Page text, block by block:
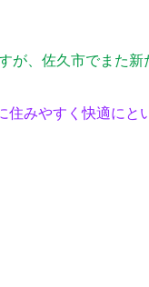
が、佐久市でまた
みやすく快適にと